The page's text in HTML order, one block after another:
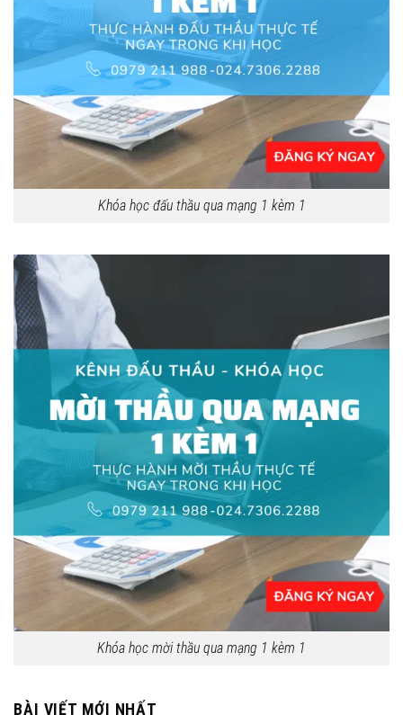
Khóa học đấu thầu qua mạng 1 kèm 1
Khóa học mời thầu qua mạng 1 kèm 1
BÀI VIẾT MỚI NHẤT